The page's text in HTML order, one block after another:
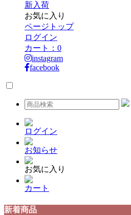
新入荷
お気に入り
ページトップ
ログイン
カート： 0
instagram
facebook
ログイン
お知らせ
お気に入り
カート
新着商品